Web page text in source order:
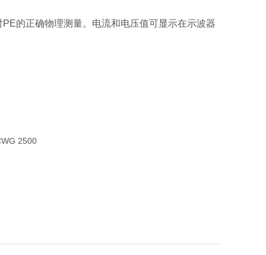
的正确物理测量。电流和电压值可显示在示波器